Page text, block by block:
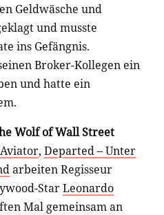
Geldwäsche und
und musste
ins Gefängnis.
Broker-Kollegen ein
und hatte ein
Wolf of Wall Street
Aviator, Departed – Unter
arbeiten Regisseur
StarLeonardo
Mal gemeinsam an